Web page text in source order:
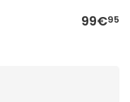
99€95